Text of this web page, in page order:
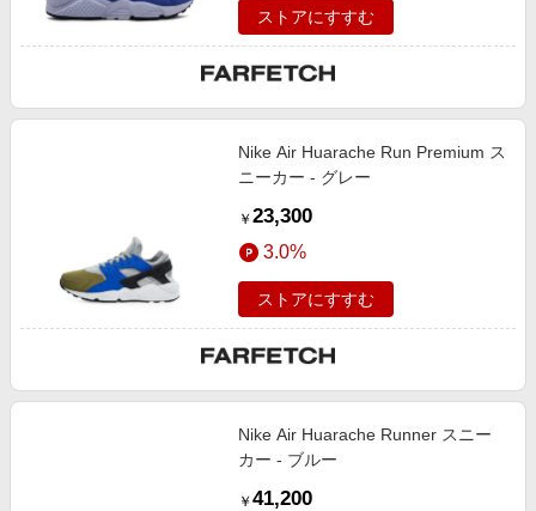
ストアにすすむ
Nike Air Huarache Run Premium ス
ニーカー - グレー
￥ 23,300
3.0%
ストアにすすむ
Nike Air Huarache Runner スニー
カー - ブルー
￥ 41,200